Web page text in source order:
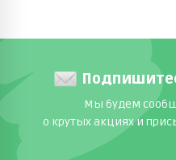
Мы будем
о крутых акциях и